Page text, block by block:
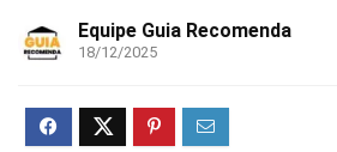
Equipe Guia Recomenda
18/12/2025